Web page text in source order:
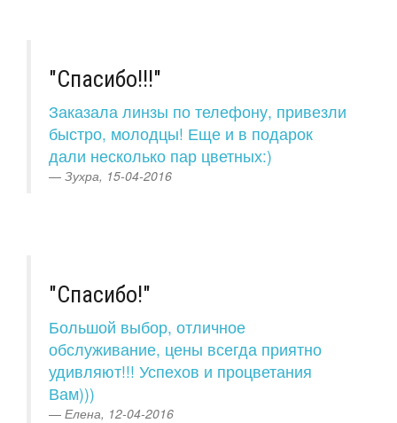
"Спасибо!!!"
Заказала линзы по телефону, привезли
быстро, молодцы! Еще и в подарок
дали несколько пар цветных:)
Зухра, 15-04-2016
"Спасибо!"
Большой выбор, отличное
обслуживание, цены всегда приятно
удивляют!!! Успехов и процветания
Вам)))
Елена, 12-04-2016